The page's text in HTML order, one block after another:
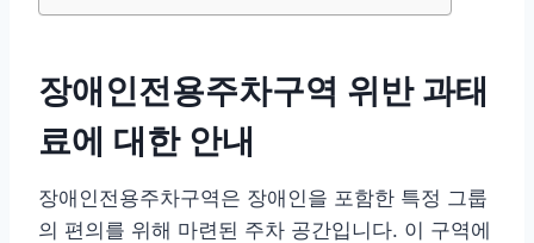
장애인전용주차구역 위반 과태
료에 대한 안내
장애인전용주차구역은 장애인을 포함한 특정 그룹
의 편의를 위해 마련된 주차 공간입니다. 이 구역에